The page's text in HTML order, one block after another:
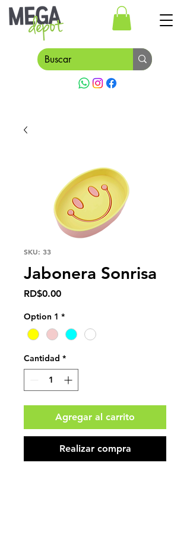
SKU: 33
Jabonera Sonrisa
RD$0.00Precio
Option 1 *
Cantidad *
Agregar al carrito
Realizar compra